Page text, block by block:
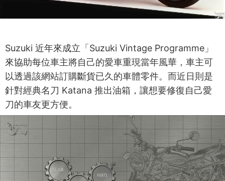
Suzuki 近年來成立「Suzuki Vintage Programme」
來協助每位車主將自己的愛車重現當年風華，車主可
以透過該網站訂購斷貨已久的車體零件。而近日則是
針對經典名刀 Katana 推出油箱，讓想要修復自己愛
刀的車友更方便。